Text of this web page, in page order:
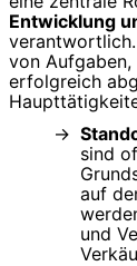
Entwicklung
von
erfolgreich
sind
auf
und